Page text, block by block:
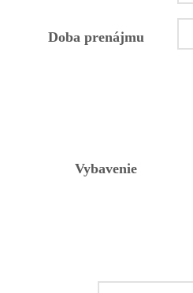
Doba prenájmu
Vybavenie